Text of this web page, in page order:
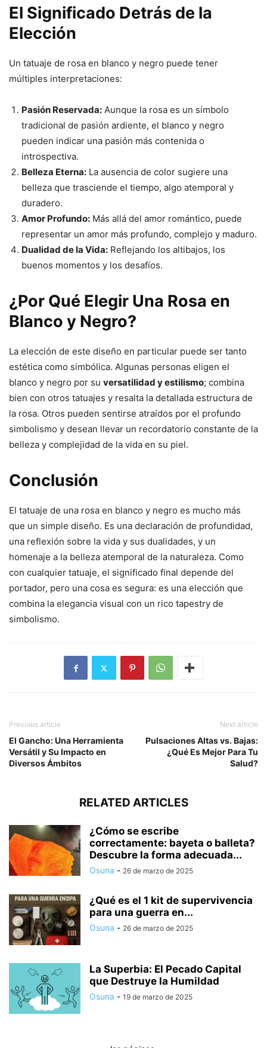
El Significado Detrás de la
Elección
Un tatuaje de rosa en blanco y negro puede tener
múltiples interpretaciones:
Pasión Reservada: Aunque la rosa es un símbolo
tradicional de pasión ardiente, el blanco y negro
pueden indicar una pasión más contenida o
introspectiva.
Belleza Eterna: La ausencia de color sugiere una
belleza que trasciende el tiempo, algo atemporal y
duradero.
Amor Profundo: Más allá del amor romántico, puede
representar un amor más profundo, complejo y maduro.
Dualidad de la Vida: Reflejando los altibajos, los
buenos momentos y los desafíos.
¿Por Qué Elegir Una Rosa en
Blanco y Negro?
La elección de este diseño en particular puede ser tanto
estética como simbólica. Algunas personas eligen el
blanco y negro por su versatilidad y estilismo; combina
bien con otros tatuajes y resalta la detallada estructura de
la rosa. Otros pueden sentirse atraídos por el profundo
simbolismo y desean llevar un recordatorio constante de la
belleza y complejidad de la vida en su piel.
Conclusión
El tatuaje de una rosa en blanco y negro es mucho más
que un simple diseño. Es una declaración de profundidad,
una reflexión sobre la vida y sus dualidades, y un
homenaje a la belleza atemporal de la naturaleza. Como
con cualquier tatuaje, el significado final depende del
portador, pero una cosa es segura: es una elección que
combina la elegancia visual con un rico tapestry de
simbolismo.
Previous article
El Gancho: Una Herramienta
Versátil y Su Impacto en
Diversos Ámbitos
Next article
Pulsaciones Altas vs. Bajas:
¿Qué Es Mejor Para Tu
Salud?
RELATED ARTICLES
¿Cómo se escribe
correctamente: bayeta o balleta?
Descubre la forma adecuada...
Osuna - 26 de marzo de 2025
¿Qué es el 1 kit de supervivencia
para una guerra en...
Osuna - 26 de marzo de 2025
La Superbia: El Pecado Capital
que Destruye la Humildad
Osuna - 19 de marzo de 2025